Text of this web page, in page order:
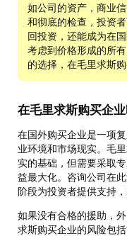
如公司的资产，商业
和彻底的检查，投资
回投资，还能成为在
考虑到价格形成的所
的选择，在毛里求斯
在毛里求斯购买企
在国外购买企业是一项
业环境和市场现实。毛
实的基础，但需要采取
益最大化。咨询公司在
阶段为投资者提供支持
如果没有合格的援助，
求斯购买企业的风险包